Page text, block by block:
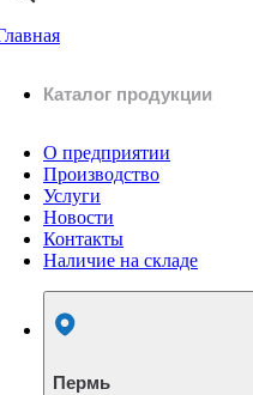
Каталог продукции
О предприятии
Производство
Услуги
Новости
Контакты
Наличие на складе
Пермь